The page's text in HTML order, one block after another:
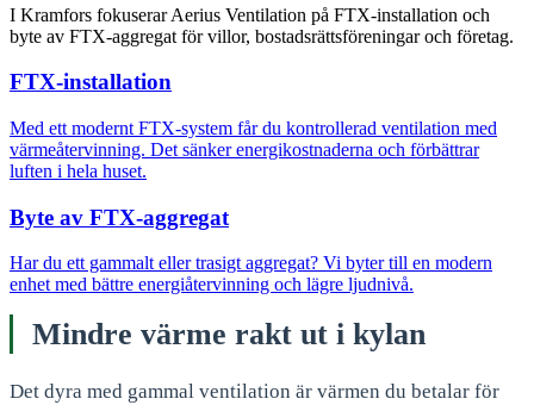
I Kramfors fokuserar Aerius Ventilation på FTX-installation och
byte av FTX-aggregat för villor, bostadsrättsföreningar och företag.
FTX-installation
Med ett modernt FTX-system får du kontrollerad ventilation med
värmeåtervinning. Det sänker energikostnaderna och förbättrar
luften i hela huset.
Byte av FTX-aggregat
Har du ett gammalt eller trasigt aggregat? Vi byter till en modern
enhet med bättre energiåtervinning och lägre ljudnivå.
Mindre värme rakt ut i kylan
Det dyra med gammal ventilation är värmen du betalar för